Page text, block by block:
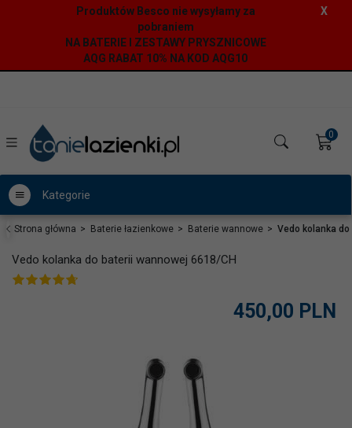
Produktów Besco nie wysyłamy za
pobraniem
NA BATERIE I ZESTAWY PRYSZNICOWE
AQG RABAT 10% NA KOD AQG10
X
0
Kategorie
Strona główna Baterie łazienkowe Baterie wannowe Vedo kolanka
Vedo kolanka do baterii wannowej 6618/CH
450,00 PLN